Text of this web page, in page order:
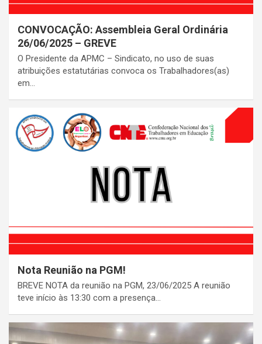
CONVOCAÇÃO: Assembleia Geral Ordinária
26/06/2025 – GREVE
O Presidente da APMC – Sindicato, no uso de suas
atribuições estatutárias convoca os Trabalhadores(as)
em…
Nota Reunião na PGM!
BREVE NOTA da reunião na PGM, 23/06/2025 A reunião
teve início às 13:30 com a presença…